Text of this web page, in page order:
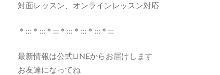
対面レッスン、オンラインレッスン対応
＊:::＊:::＊:::＊:::＊:::＊:::＊:::
最新情報は公式LINEからお届けします
お友達になってね